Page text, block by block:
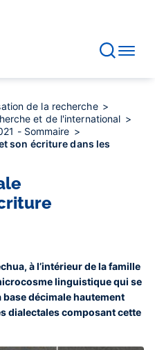
de la recherche
et de l'international
- Sommaire
son écriture dans les
à l’intérieur de la famille
linguistique qui se
décimale hautement
dialectales composant cette